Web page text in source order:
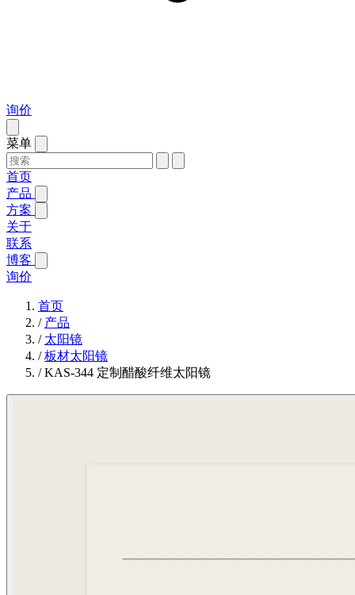
询价
菜单
首页
产品
方案
关于
联系
博客
询价
首页
/ 产品
/ 太阳镜
/板材太阳镜
/KAS-344 定制醋酸纤维太阳镜